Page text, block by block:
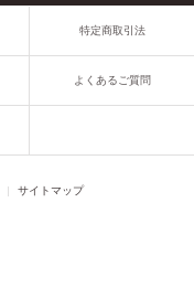
特定商取引法
よくあるご質問
サイトマップ